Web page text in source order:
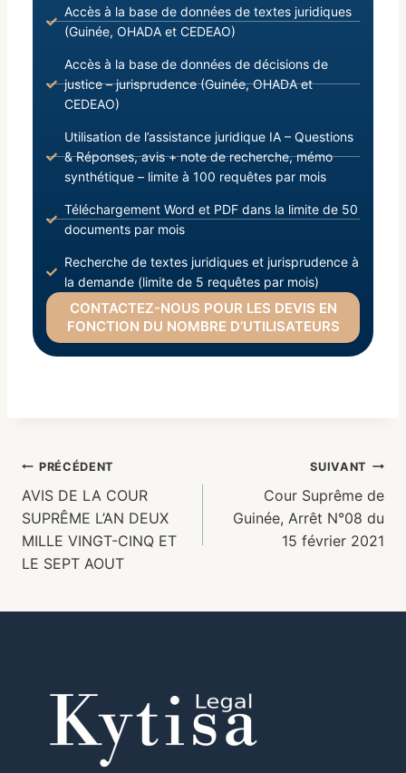
Accès à la base de données de textes juridiques
(Guinée, OHADA et CEDEAO)
Accès à la base de données de décisions de
justice – jurisprudence (Guinée, OHADA et
CEDEAO)
Utilisation de l’assistance juridique IA – Questions
& Réponses, avis + note de recherche, mémo
synthétique – limite à 100 requêtes par mois
Téléchargement Word et PDF dans la limite de 50
documents par mois
Recherche de textes juridiques et jurisprudence à
la demande (limite de 5 requêtes par mois)
CONTACTEZ-NOUS POUR LES DEVIS EN
FONCTION DU NOMBRE D’UTILISATEURS
PRÉCÉDENT
AVIS DE LA COUR
SUPRÊME L’AN DEUX
MILLE VINGT-CINQ ET
LE SEPT AOUT
SUIVANT
Cour Suprême de
Guinée, Arrêt N°08 du
15 février 2021